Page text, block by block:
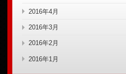
2016年4月
2016年3月
2016年2月
2016年1月